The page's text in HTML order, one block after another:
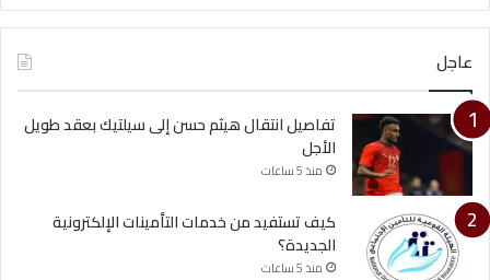
عاجل
تفاصيل انتقال هيثم حسن إلى سيلتيك بعقد طويل
الأجل
منذ 5 ساعات
كيف تستفيد من خدمات التأمينات الإلكترونية
الجديدة؟
منذ 5 ساعات